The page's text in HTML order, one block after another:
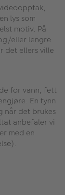
lys som
motiv. På
eller lengre
det ellers ville
for vann, fett
En tynn
når det brukes
anbefaler vi
med en